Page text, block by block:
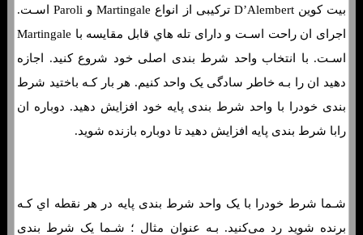
بیت کوین D’Alembert ترکیبی از انواع Martingale و Paroli اسـت.
اجرای ان راحت اسـت و دارای تله هاي‌ قابل مقایسه با Martingale
اسـت. با انتخاب واحد شرط بندی اصلی خود شروع کنید. اجازه
دهید ان را بـه خاطر سادگی یک واحد کنیم. هر بار کـه باختید شرط
بندی خودرا با واحد شرط بندی پایه خود افزایش دهید. دوباره ان
رابا شرط بندی پایه افزایش دهید تا دوباره بازنده شوید.
شـما شرط خودرا با یک واحد شرط بندی پایه در هر نقطه اي کـه
برنده شوید رد می‌کنید. بـه عنوان مثال ؛ شـما یک شرط بندی